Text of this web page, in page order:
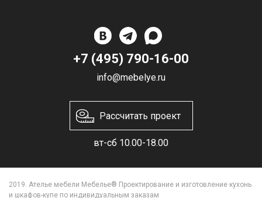
+7 (495) 790-16-00
info@mebelye.ru
Рассчитать проект
вт-сб 10.00-18.00
2019. Ателье мебели Мебелье® Проектирование и изготовление кухонь
и шкафов-купе по индивидуальным заказам